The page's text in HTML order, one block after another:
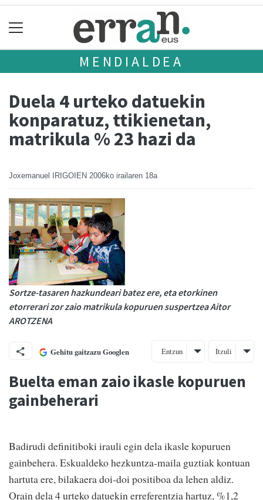
MENDIALDEA
Duela 4 urteko datuekin
konparatuz, ttikienetan,
matrikula % 23 hazi da
Joxemanuel IRIGOIEN 2006ko irailaren 18a
Sortze-tasaren hazkundeari batez ere, eta etorkinen
etorrerari zor zaio matrikula kopuruen suspertzea Aitor
AROTZENA
Gehitu gaitzazu Googlen Entzun Itzuli
Buelta eman zaio ikasle kopuruen
gainbeherari
Badirudi definitiboki irauli egin dela ikasle kopuruen
gainbehera. Eskualdeko hezkuntza-maila guztiak kontuan
hartuta ere, bilakaera doi-doi positiboa da lehen aldiz.
Orain dela 4 urteko datuekin erreferentzia hartuz, %1,2